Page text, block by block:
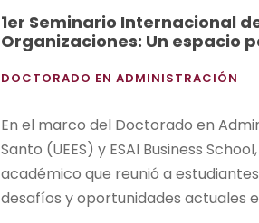
1er Seminario Internacional
Organizaciones: Un espacio
DOCTORADO EN ADMINISTRACIÓN
En el marco del Doctorado en
Santo (UEES) y ESAI Business
académico que reunió a
desafíos y oportunidades actuales